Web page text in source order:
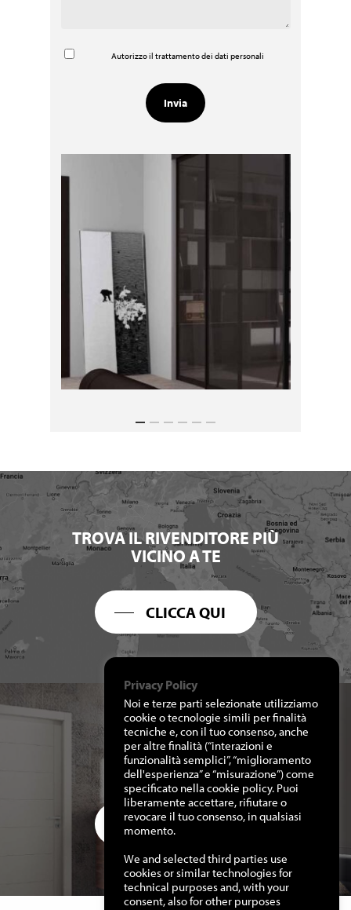
Autorizzo il trattamento dei dati personali
TROVA IL RIVENDITORE PIÙ
VICINO A TE
CLICCA QUI
RICHIEDI I NOSTRI
CATALOGHI
CLICCA QUI
Privacy Policy
Noi e terze parti selezionate utilizziamo
cookie o tecnologie simili per finalità
tecniche e, con il tuo consenso, anche
per altre finalità (“interazioni e
funzionalità semplici”, “miglioramento
dell'esperienza” e “misurazione”) come
specificato nella cookie policy. Puoi
liberamente accettare, rifiutare o
revocare il tuo consenso, in qualsiasi
momento.
We and selected third parties use
cookies or similar technologies for
technical purposes and, with your
consent, also for other purposes